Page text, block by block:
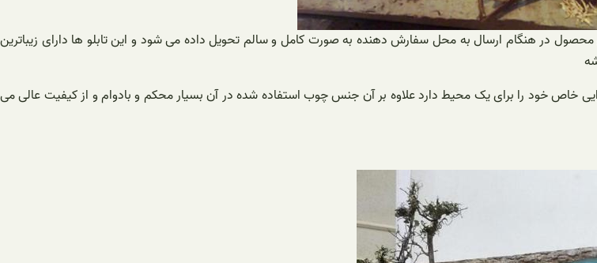
در هنگام ارسال به محل سفارش دهنده به صورت کامل و سالم تحویل داده می شود و این تابلو ها دارای زیباترین
خاص خود را برای یک محیط دارد علاوه بر آن جنس چوب استفاده شده در آن بسیار محکم و بادوام و از کیفیت عالی می